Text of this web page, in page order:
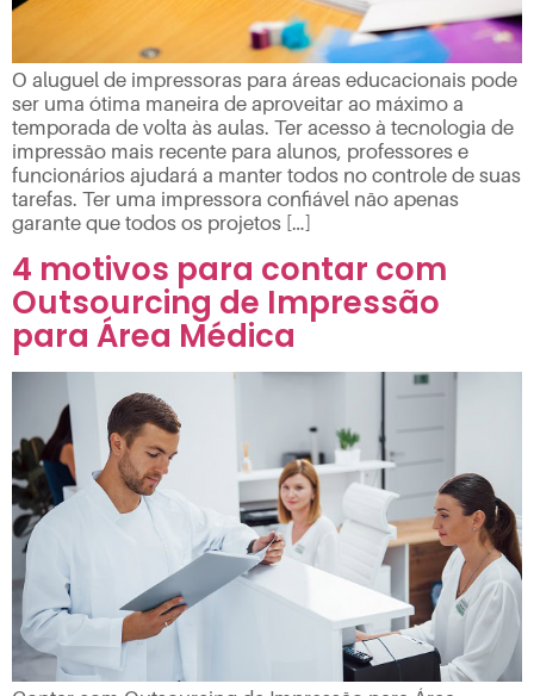
O aluguel de impressoras para áreas educacionais pode
ser uma ótima maneira de aproveitar ao máximo a
temporada de volta às aulas. Ter acesso à tecnologia de
impressão mais recente para alunos, professores e
funcionários ajudará a manter todos no controle de suas
tarefas. Ter uma impressora confiável não apenas
garante que todos os projetos […]
4 motivos para contar com
Outsourcing de Impressão
para Área Médica